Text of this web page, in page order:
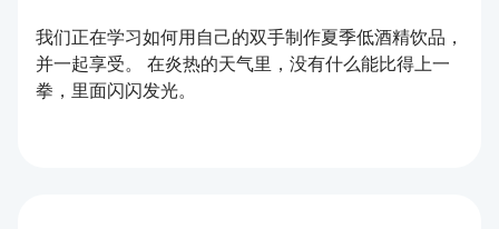
我们正在学习如何用自己的双手制作夏季低酒精饮品，
并一起享受。 在炎热的天气里，没有什么能比得上一
拳，里面闪闪发光。